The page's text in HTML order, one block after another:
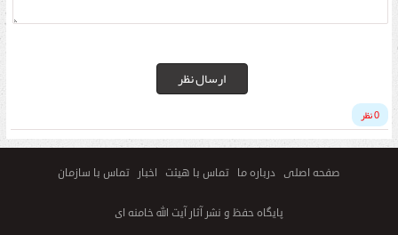
ارسال نظر
0 نظر
صفحه اصلی درباره ما تماس با هیئت اخبار تماس با سازمان
پایگاه حفظ و نشر آثار آیت الله خامنه ای